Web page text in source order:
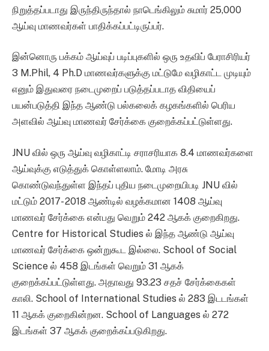
நிறுத்தப்படாது இருந்திருந்தால் நாடெங்கிலும் சுமார் 25,000
ஆய்வு மாணவர்கள் பாதிக்கப்பட்டிருப்பர்.
இன்னொரு பக்கம் ஆய்வுப் படிப்புகளில் ஒரு உதவிப் பேராசிரியர்
3 M.Phil, 4 Ph.D மாணவர்களுக்கு மட்டுமே வழிகாட்ட முடியும்
எனும் இதுவரை நடைமுறைப் படுத்தப்படாத விதியைப்
பயன்படுத்தி இந்த ஆண்டு பல்கலைக் கழகங்களில் பெரிய
அளவில் ஆய்வு மாணவர் சேர்க்கை குறைக்கப்பட்டுள்ளது.
JNU வில் ஒரு ஆய்வு வழிகாட்டி சராசரியாக 8.4 மாணவர்களை
ஆய்வுக்கு எடுத்துக் கொள்ளலாம். மோடி அரசு
கொண்டுவந்துள்ள இந்தப் புதிய நடைமுறையிபடி JNU வில்
மட்டும் 2017- 2018 ஆண்டில் வழக்கமான 1408 ஆய்வு
மாணவர் சேர்க்கை என்பது வெறும் 242 ஆகக் குறைகிறது.
Centre for Historical Studies ல் இந்த ஆண்டு ஆய்வு
மாணவர் சேர்க்கை ஒன்றுகூட இல்லை. School of Social
Science ல் 458 இடங்கள் வெறும் 31 ஆகக்
குறைக்கப்பட்டுள்ளது. அதாவது 93.23 சதச் சேர்க்கைகள்
காலி. School of International Studies ல் 283 இடடங்கள்
11 ஆகக் குறைகின்றன. School of Languages ல் 272
இடங்கள் 37 ஆகக் குறைக்கப்படுகிறது.